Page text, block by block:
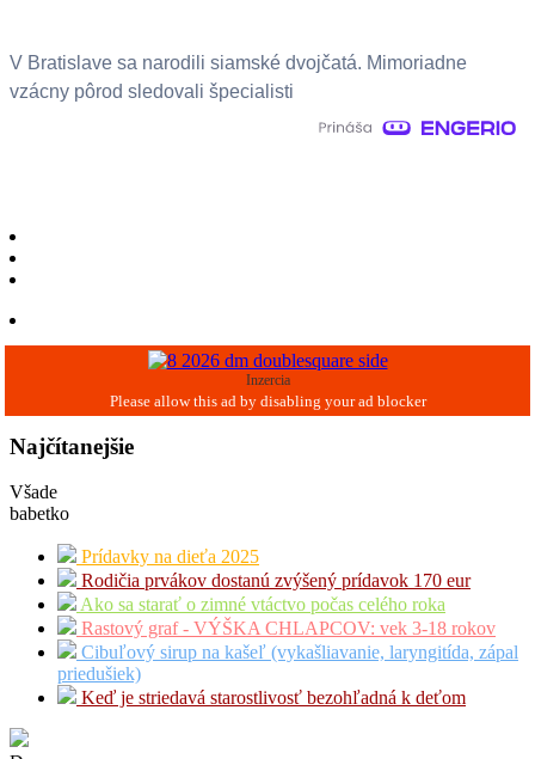
V Bratislave sa narodili siamské dvojčatá. Mimoriadne
vzácny pôrod sledovali špecialisti
Inzercia
Najčítanejšie
Všade
babetko
Prídavky na dieťa 2025
Rodičia prvákov dostanú zvýšený prídavok 170 eur
Ako sa starať o zimné vtáctvo počas celého roka
Rastový graf - VÝŠKA CHLAPCOV: vek 3-18 rokov
Cibuľový sirup na kašeľ (vykašliavanie, laryngitída, zápal
priedušiek)
Keď je striedavá starostlivosť bezohľadná k deťom